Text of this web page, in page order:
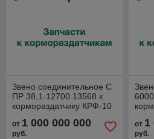
Звено соединительное С
ПР 38,1-12700.13568 к
кормораздатчику КРФ-10
от 1 000 000 000
руб.
от 1
руб.